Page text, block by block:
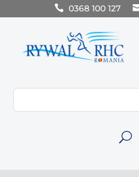
0368 100 127
U